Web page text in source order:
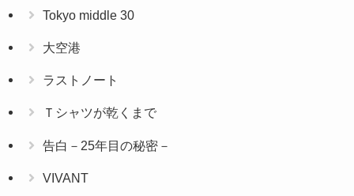
Tokyo middle 30
大空港
ラストノート
Ｔシャツが乾くまで
告白－25年目の秘密－
VIVANT